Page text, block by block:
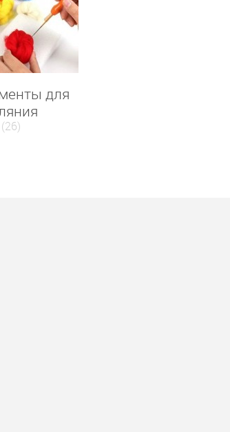
для
(26)